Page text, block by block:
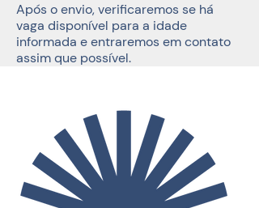
Após o envio, verificaremos se há
vaga disponível para a idade
informada e entraremos em contato
assim que possível.